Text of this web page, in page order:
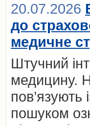
20.07.2026
до
медичне
Штучний
медицину.
пошуком